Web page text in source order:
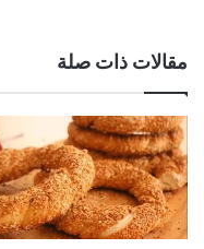
مقالات ذات صلة